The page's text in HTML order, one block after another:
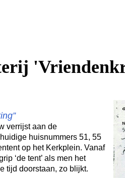
verrijst aan de
huisnummers 51, 55
op het Kerkplein. Vanaf
‘de tent’ als men het
tijd doorstaan, zo blijkt.